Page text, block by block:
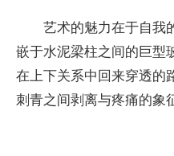
艺术的魅力在于自我
嵌于水泥梁柱之间的巨型
在上下关系中回来穿透的
刺青之间剥离与疼痛的象